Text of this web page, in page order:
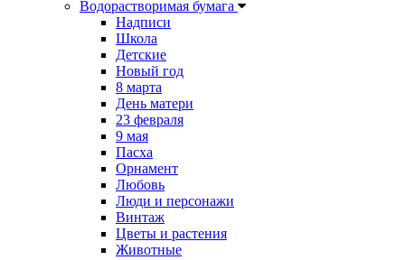
Водорастворимая бумага
Надписи
Школа
Детские
Новый год
8 марта
День матери
23 февраля
9 мая
Пасха
Орнамент
Любовь
Люди и персонажи
Винтаж
Цветы и растения
Животные